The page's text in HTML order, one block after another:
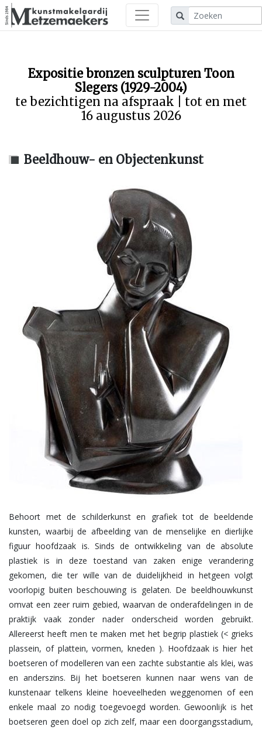
Expositie bronzen sculpturen Toon
Slegers (1929-2004)
te bezichtigen na afspraak | tot en met
16 augustus 2026
Beeldhouw- en Objectenkunst
Behoort met de schilderkunst en grafiek tot de beeldende
kunsten, waarbij de afbeelding van de menselijke en dierlijke
figuur hoofdzaak is. Sinds de ontwikkeling van de absolute
plastiek is in deze toestand van zaken enige verandering
gekomen, die ter wille van de duidelijkheid in hetgeen volgt
voorlopig buiten beschouwing is gelaten. De beeldhouwkunst
omvat een zeer ruim gebied, waarvan de onderafdelingen in de
praktijk vaak zonder nader onderscheid worden gebruikt.
Allereerst heeft men te maken met het begrip plastiek (< grieks
plassein, of plattein, vormen, kneden ). Hoofdzaak is hier het
boetseren of modelleren van een zachte substantie als klei, was
en anderszins. Bij het boetseren kunnen naar wens van de
kunstenaar telkens kleine hoeveelheden weggenomen of een
enkele maal zo nodig toegevoegd worden. Gewoonlijk is het
boetseren geen doel op zich zelf, maar een doorgangsstadium,